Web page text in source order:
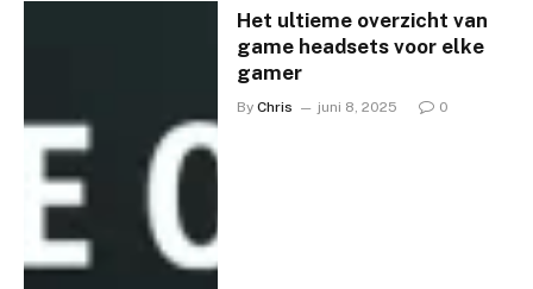
Het ultieme overzicht van
game headsets voor elke
gamer
By Chris juni 8, 2025 0